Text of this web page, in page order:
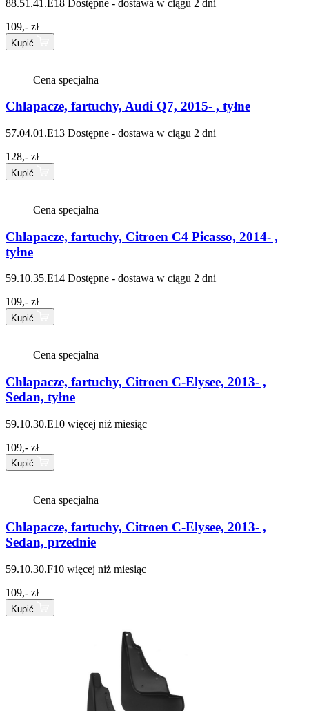
88.51.41.E18
Dostępne - dostawa w ciągu 2 dni
109,- zł
Kupić
Cena specjalna
Chlapacze, fartuchy, Audi Q7, 2015- , tyłne
57.04.01.E13 Dostępne - dostawa w ciągu 2 dni
128,- zł
Kupić
Cena specjalna
Chlapacze, fartuchy, Citroen C4 Picasso, 2014- ,
tyłne
59.10.35.E14 Dostępne - dostawa w ciągu 2 dni
109,- zł
Kupić
Cena specjalna
Chlapacze, fartuchy, Citroen C-Elysee, 2013- ,
Sedan, tyłne
59.10.30.E10 więcej niż miesiąc
109,- zł
Kupić
Cena specjalna
Chlapacze, fartuchy, Citroen C-Elysee, 2013- ,
Sedan, przednie
59.10.30.F10 więcej niż miesiąc
109,- zł
Kupić